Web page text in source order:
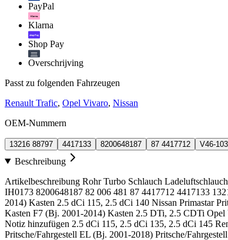
PayPal
Klarna.
Klarna
shop Pay
Shop Pay
Overschrijving
Passt zu folgenden Fahrzeugen
Renault Trafic, Opel Vivaro, Nissan
OEM-Nummern
13216 88797 4417133 8200648187 87 4417712 V46-
Beschreibung
Artikelbeschreibung Rohr Turbo Schlauch
IH0173 8200648187 82 006 481 87 4417712 4417133
2014) Kasten 2.5 dCi 115, 2.5 dCi 140 Nissan Primastar
Kasten F7 (Bj. 2001-2014) Kasten 2.5 DTi, 2.5 CDTi
Notiz hinzufügen 2.5 dCi 115, 2.5 dCi 135, 2.5 dCi 145
Pritsche/Fahrgestell EL (Bj. 2001-2018) Pritsche/